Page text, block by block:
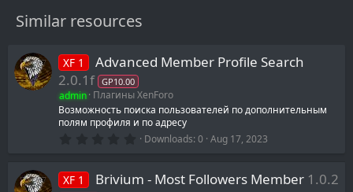
Similar resources
XF 1
Advanced Member Profile Search
2.0.1f GP10.00
admin Плагины XenForo
Возможность поиска пользователей по дополнительным
полям профиля и по адресу
0
s
Downloads 0 Aug 17, 2023
XF 1 Brivium - Most Followers Member 1.0.2